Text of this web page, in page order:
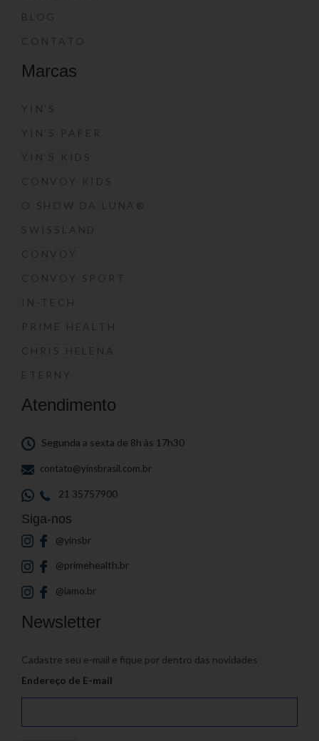
BLOG
CONTATO
Marcas
YIN’S
YIN’S PAPER
YIN’S KIDS
CONVOY KIDS
O SHOW DA LUNA®
SWISSLAND
CONVOY
CONVOY SPORT
IN-TECH
PRIME HEALTH
CHRIS HELENA
ETERNY
Atendimento
Segunda a sexta de 8h às 17h30
contato@yinsbrasil.com.br
21 35757900
Siga-nos
@yinsbr
@primehealth.br
@iamo.br
Newsletter
Cadastre seu e-mail e fique por dentro das novidades
Endereço de E-mail